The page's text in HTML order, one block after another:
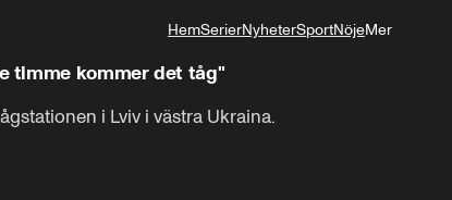
HemSerierNyheterSportNöjeMer
timme kommer det tåg"
i Lviv i västra Ukraina.